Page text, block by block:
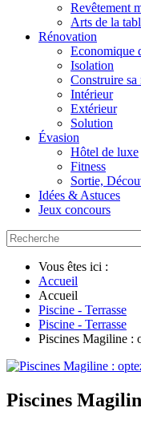
Revêtement
Arts de la
Rénovation
Economique
Isolation
Construire sa
Intérieur
Extérieur
Solution
Évasion
Hôtel de luxe
Fitness
Sortie,
Idées & Astuces
Jeux concours
Vous êtes ici :
Accueil
Accueil
Piscine - Terrasse
Piscine - Terrasse
Piscines Magiline :
Piscines